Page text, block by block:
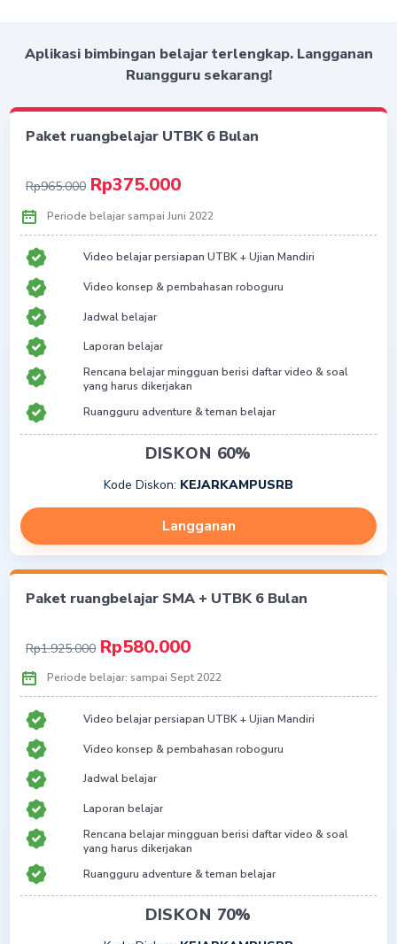
Aplikasi bimbingan belajar terlengkap. Langganan
Ruangguru sekarang!
Paket ruangbelajar UTBK 6 Bulan
Rp965.000 Rp375.000
Periode belajar sampai Juni 2022
Video belajar persiapan UTBK + Ujian Mandiri
Video konsep & pembahasan roboguru
Jadwal belajar
Laporan belajar
Rencana belajar mingguan berisi daftar video & soal
yang harus dikerjakan
Ruangguru adventure & teman belajar
DISKON 60%
Kode Diskon: KEJARKAMPUSRB
Langganan
Paket ruangbelajar SMA + UTBK 6 Bulan
Rp1.925.000 Rp580.000
Periode belajar: sampai Sept 2022
Video belajar persiapan UTBK + Ujian Mandiri
Video konsep & pembahasan roboguru
Jadwal belajar
Laporan belajar
Rencana belajar mingguan berisi daftar video & soal
yang harus dikerjakan
Ruangguru adventure & teman belajar
DISKON 70%